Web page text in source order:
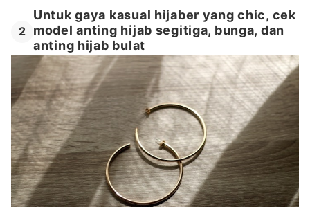
2
Untuk gaya kasual hijaber yang chic, cek
model anting hijab segitiga, bunga, dan
anting hijab bulat